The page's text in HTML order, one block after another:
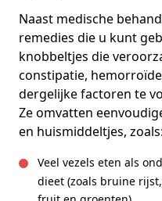
Naast medische
remedies die u kunt
knobbeltjes die
constipatie,
dergelijke factoren te
Ze omvatten
en huismiddeltjes, zoals:
Veel vezels eten als
dieet (zoals bruine